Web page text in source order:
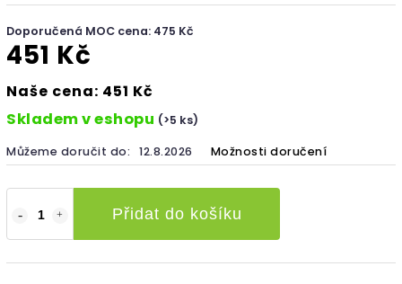
Doporučená MOC cena: 475 Kč
451 Kč
Naše cena: 451 Kč
Skladem v eshopu (>5 ks)
Můžeme doručit do: 12.8.2026 Možnosti doručení
Přidat do košíku